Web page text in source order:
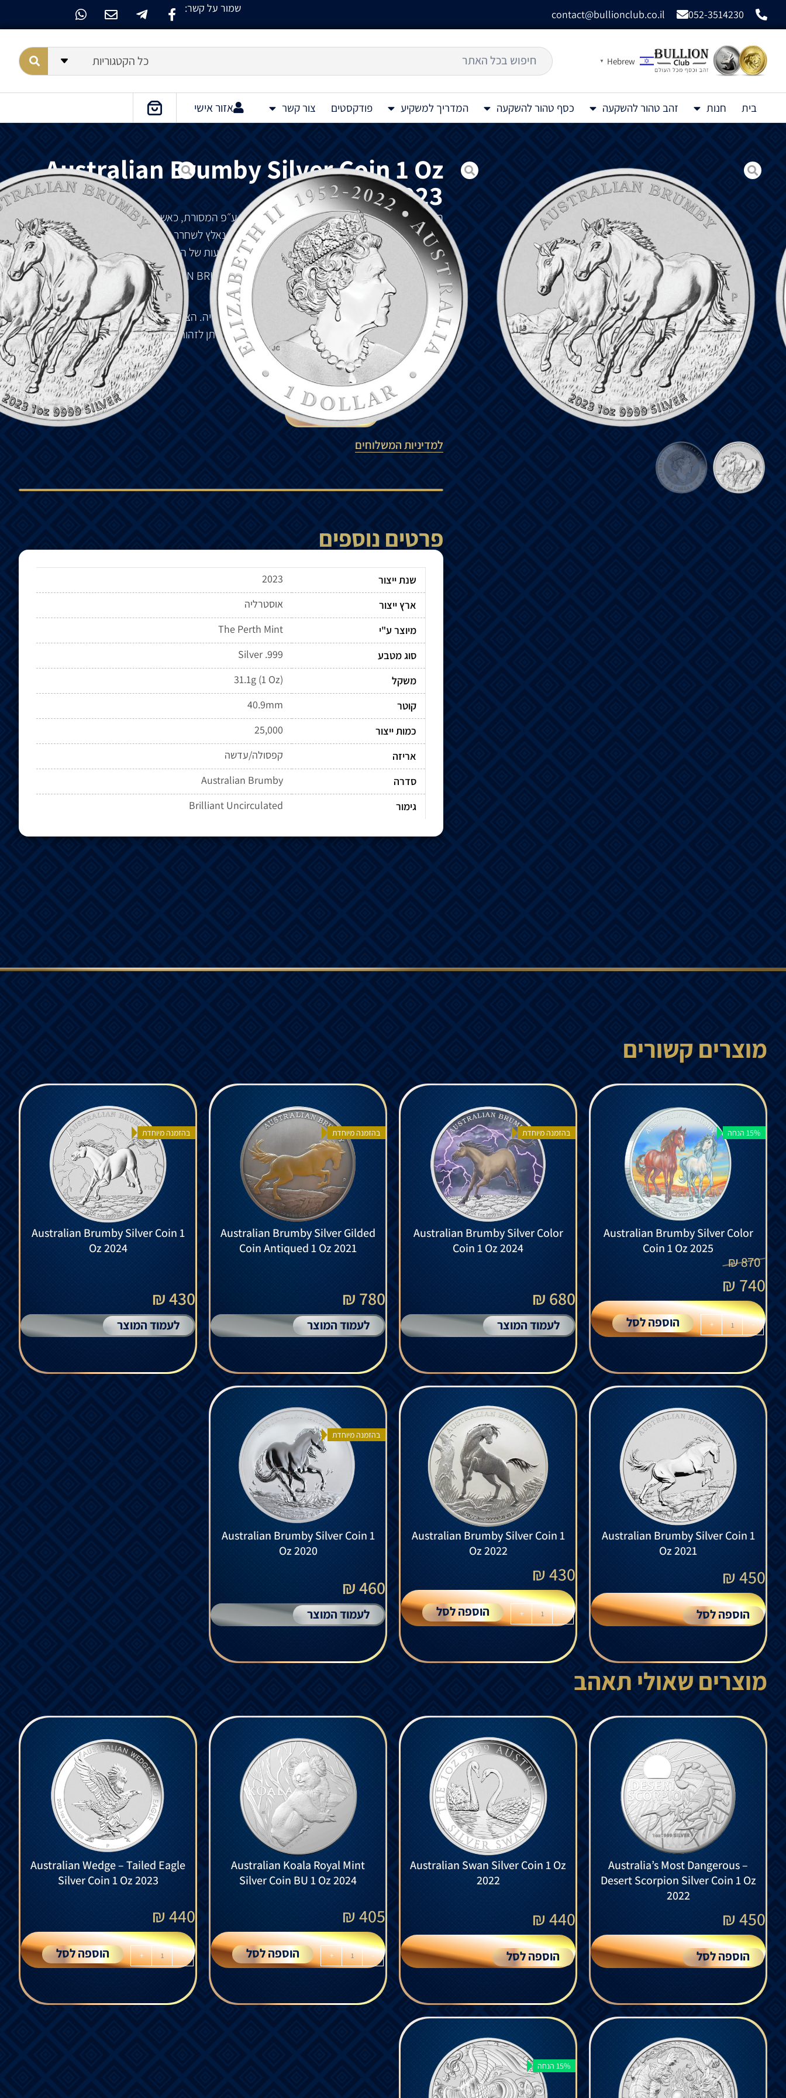
052-3514230
contact@bullionclub.co.il שמור על קשר:
Hebrew
▼ כל הקטגוריות
בית חנות זהב טהור להשקעה כסף טהור להשקעה המדריך למשקיע פודקסטים צור קשר אזור אישי
Australian Brumby Silver Coin 1 Oz
2023
המהדורה הרביעית בסדרת Brumby האוסטרלית. ע״פ המסורת, כאשר החייל והפסטורליסט ג'יימס
ברמבי הועבר מסידני לארץ ואן דימן בשנת 1801, הוא נאלץ לשחרר מספר סוסים לשיח. המילה נודעה
בתור הסוסים של ברמבי ומאוחר יותר כ'ברומבי', והמשמעות של המילה היא סוסי בר.
גב המטבע
מציגשני ברומביםזהלצדזה והכיתוב "AUSTRALIAN BRUMBY", סימן המנטה שלThe
Perth Mint, משקל המטבע ותאריךשנת
פנים המטבע מציג את הוד מלכותה המלכה אליזבת השנייה. הצד האחורי של המטבע כולל מאפיין
אבטחה בצורת אות חרוטה במיקרו-לייזר בתוך העיצוב. ניתן לזהות רק תחת זכוכית מגדלת.
430
₪
הוספה לסל
למדיניות המשלוחים
פרטים נוספים
שנת ייצור
2023
ארץ ייצור
אוסטרליה
מיוצר ע"י
The Perth Mint
סוג מטבע
Silver .999
משקל
31.1g (1 Oz)
קוטר
40.9mm
כמות ייצור
25,000
אריזה
קפסולה/עדשה
סדרה
Australian Brumby
גימור
Brilliant Uncirculated
מוצרים קשורים
15% הנחה
Australian Brumby Silver Color
Coin 1 Oz 2025
870
₪
740
₪
-
+ הוספה לסל
בהזמנה מיוחדת
Australian Brumby Silver Color
Coin 1 Oz 2024
680 ₪
לעמוד המוצר
בהזמנה מיוחדת
Australian Brumby Silver Gilded
Coin Antiqued 1 Oz 2021
780 ₪
לעמוד המוצר
בהזמנה מיוחדת
Australian Brumby Silver Coin 1
Oz 2024
430 ₪
לעמוד המוצר
Australian Brumby Silver Coin 1
Oz 2021
450
₪
הוספה לסל
Australian Brumby Silver Coin 1
Oz 2022
430
₪
-
+ הוספה לסל
בהזמנה מיוחדת
Australian Brumby Silver Coin 1
Oz 2020
460 ₪
לעמוד המוצר
מוצרים שאולי תאהב
Australia’s Most Dangerous –
Desert Scorpion Silver Coin 1 Oz
2022
450
₪
הוספה לסל
Australian Swan Silver Coin 1 Oz
2022
440
₪
הוספה לסל
Australian Koala Royal Mint
Silver Coin BU 1 Oz 2024
405
₪
-
+ הוספה לסל
Australian Wedge – Tailed Eagle
Silver Coin 1 Oz 2023
440
₪
-
+ הוספה לסל
15% הנחה